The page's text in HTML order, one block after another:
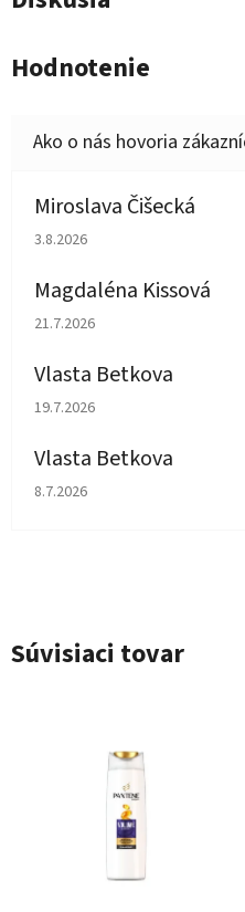
Hodnotenie
Miroslava Čišecká
Hodnotenie obchodu je 1 z 5
3.8.2026
Magdaléna Kissová
Hodnotenie obchodu je 5 z 5
21.7.2026
Vlasta Betkova
Hodnotenie obchodu je 5 z 5
19.7.2026
Vlasta Betkova
Hodnotenie obchodu je 4 z 5
8.7.2026
Súvisiaci tovar